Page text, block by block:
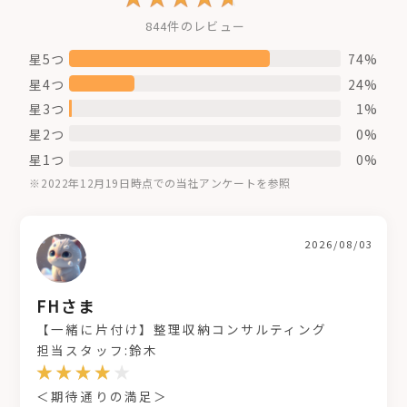
844件のレビュー
星5つ
74%
星4つ
24%
星3つ
1%
星2つ
0%
星1つ
0%
※2022年12月19日時点での当社アンケートを参照
FHさま
2026/08/03
【一緒に片付け】整理収納コンサルティング
担当スタッフ:鈴木
＜期待通りの満足＞